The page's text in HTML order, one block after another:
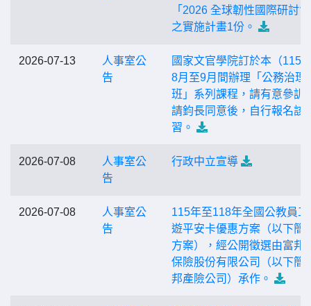
「2026 全球韌性國際研討
之實施計畫1份。
2026-07-13
人事室公
告
國家文官學院訂於本（115
8月至9月間辦理「公務治理
班」系列課程，請有意參訓
請鈞長同意後，自行報名該
習。
2026-07-08
人事室公
告
行政中立宣導
2026-07-08
人事室公
告
115年至118年全國公教員工
遊平安卡優惠方案（以下簡
方案），經公開徵選由富邦
保險股份有限公司（以下簡
邦產險公司）承作。